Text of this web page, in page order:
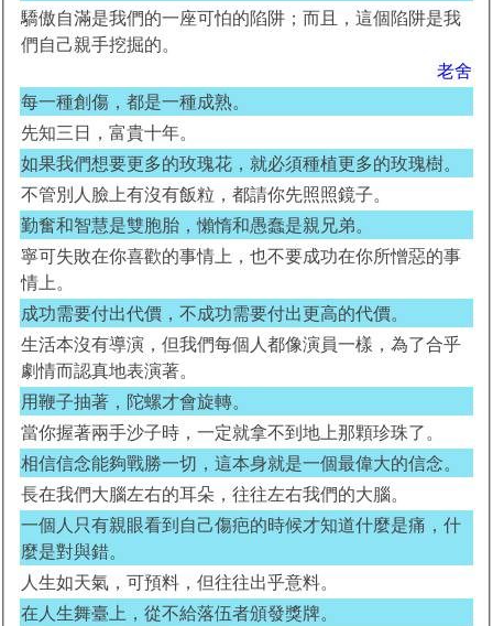
驕傲自滿是我們的一座可怕的陷阱；而且，這個陷阱是我
們自己親手挖掘的。
老舍
每一種創傷，都是一種成熟。
先知三日，富貴十年。
如果我們想要更多的玫瑰花，就必須種植更多的玫瑰樹。
不管別人臉上有沒有飯粒，都請你先照照鏡子。
勤奮和智慧是雙胞胎，懶惰和愚蠢是親兄弟。
寧可失敗在你喜歡的事情上，也不要成功在你所憎惡的事
情上。
成功需要付出代價，不成功需要付出更高的代價。
生活本沒有導演，但我們每個人都像演員一樣，為了合乎
劇情而認真地表演著。
用鞭子抽著，陀螺才會旋轉。
當你握著兩手沙子時，一定就拿不到地上那顆珍珠了。
相信信念能夠戰勝一切，這本身就是一個最偉大的信念。
長在我們大腦左右的耳朵，往往左右我們的大腦。
一個人只有親眼看到自己傷疤的時候才知道什麼是痛，什
麼是對與錯。
人生如天氣，可預料，但往往出乎意料。
在人生舞臺上，從不給落伍者頒發獎牌。